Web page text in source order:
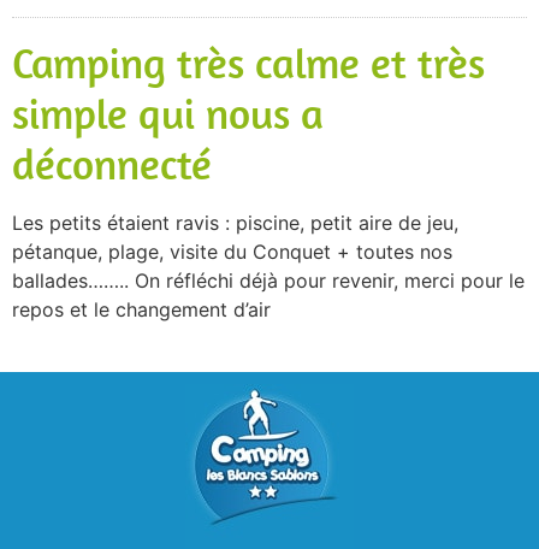
Camping très calme et très
simple qui nous a
déconnecté
Les petits étaient ravis : piscine, petit aire de jeu,
pétanque, plage, visite du Conquet + toutes nos
ballades…….. On réfléchi déjà pour revenir, merci pour le
repos et le changement d’air